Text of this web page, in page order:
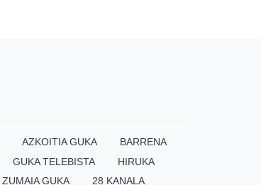
AZKOITIA GUKA
BARRENA
GUKA TELEBISTA
HIRUKA
ZUMAIA GUKA 28 KANALA